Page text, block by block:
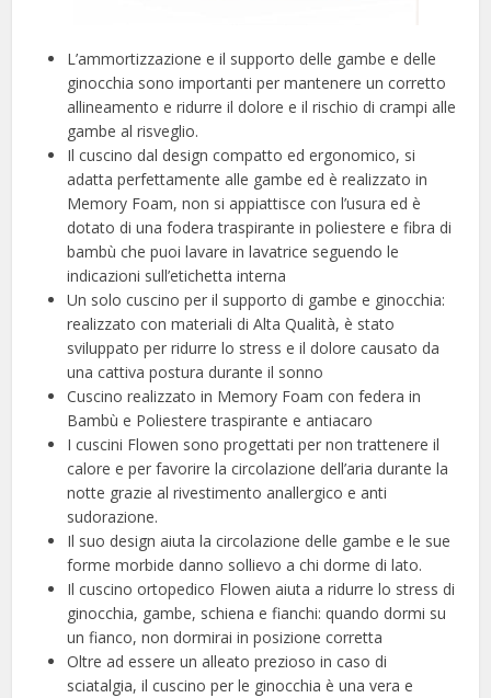
L’ammortizzazione e il supporto delle gambe e delle
ginocchia sono importanti per mantenere un corretto
allineamento e ridurre il dolore e il rischio di crampi alle
gambe al risveglio.
Il cuscino dal design compatto ed ergonomico, si
adatta perfettamente alle gambe ed è realizzato in
Memory Foam, non si appiattisce con l’usura ed è
dotato di una fodera traspirante in poliestere e fibra di
bambù che puoi lavare in lavatrice seguendo le
indicazioni sull’etichetta interna
Un solo cuscino per il supporto di gambe e ginocchia:
realizzato con materiali di Alta Qualità, è stato
sviluppato per ridurre lo stress e il dolore causato da
una cattiva postura durante il sonno
Cuscino realizzato in Memory Foam con federa in
Bambù e Poliestere traspirante e antiacaro
I cuscini Flowen sono progettati per non trattenere il
calore e per favorire la circolazione dell’aria durante la
notte grazie al rivestimento anallergico e anti
sudorazione.
Il suo design aiuta la circolazione delle gambe e le sue
forme morbide danno sollievo a chi dorme di lato.
Il cuscino ortopedico Flowen aiuta a ridurre lo stress di
ginocchia, gambe, schiena e fianchi: quando dormi su
un fianco, non dormirai in posizione corretta
Oltre ad essere un alleato prezioso in caso di
sciatalgia, il cuscino per le ginocchia è una vera e